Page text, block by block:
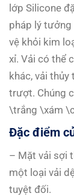
lớp Silicone
pháp lý
vệ khỏi kim
xỉ. Vải có thể
khác, vải
trượt. Chúng
\trắng \xám
Đặc điểm c
– Mặt vải sợi
một loại vải
tuyệt đối.